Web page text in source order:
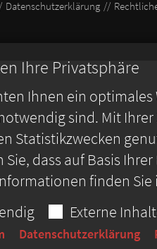
Ihre Privatsphäre
Ihnen ein
sind. Mit
Statistikzwecken
Sie, dass auf Basis
finden Sie
Externe
Datenschutzerklärung
Datenschutzerklärung